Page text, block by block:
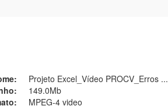
Projeto Excel_Vídeo PROCV_Erros ...
149.0Mb
MPEG-4 video